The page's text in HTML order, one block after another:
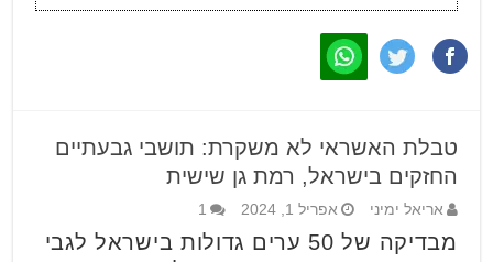
טבלת האשראי לא משקרת: תושבי גבעתיים
החזקים בישראל, רמת גן שישית
אריאל ימיני אפריל 1, 2024 1
מבדיקה של 50 ערים גדולות בישראל לגבי